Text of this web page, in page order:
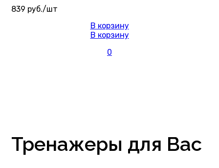
839 руб./шт
В корзину
В корзину
0
Тренажеры для Вас